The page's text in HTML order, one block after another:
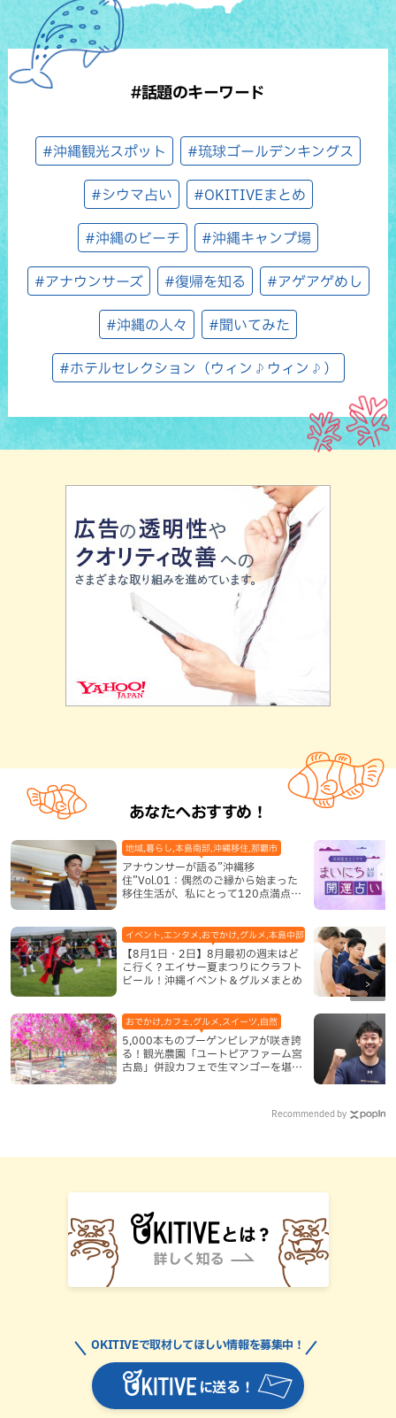
#話題のキーワード
#沖縄観光スポット #琉球ゴールデンキングス
#シウマ占い #OKITIVEまとめ
#沖縄のビーチ #沖縄キャンプ場
#アナウンサーズ #復帰を知る #アゲアゲめし
#沖縄の人々 #聞いてみた
#ホテルセレクション（ウィン♪ウィン♪）
あなたへおすすめ！
アナウンサーが語る”沖縄移
住”Vol.01：偶然のご縁から始まった
移住生活が、私にとって120点満点に
地域,暮らし,本島南部,沖縄移住,那覇市
【8月1日・2日】8月最初の週末はど
こ行く？エイサー夏まつりにクラフト
ビール！沖縄イベント＆グルメまとめ
イベント,エンタメ,おでかけ,グルメ,本島中部,本島北部,本島南部
5,000本ものブーゲンビレアが咲き誇
る！観光農園「ユートピアファーム宮
古島」併設カフェで生マンゴーを堪能
おでかけ,カフェ,グルメ,スイーツ,自然
Recommended by
に送る！
OKITIVEで取材してほしい情報を募集中！